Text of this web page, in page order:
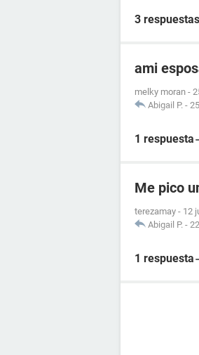
3 respuestas
ami
melky moran -
Abigail P. -
1 respuesta
Me pico
terezamay - 12
Abigail P. -
1 respuesta